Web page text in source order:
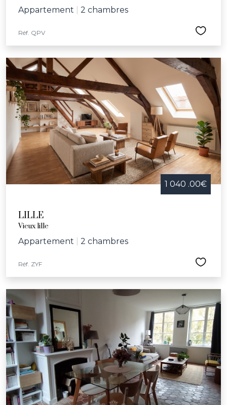
Appartement 2 chambres
Réf. QPV
1 040 .00€
LILLE
Vieux lille
Appartement 2 chambres
Réf. ZYF